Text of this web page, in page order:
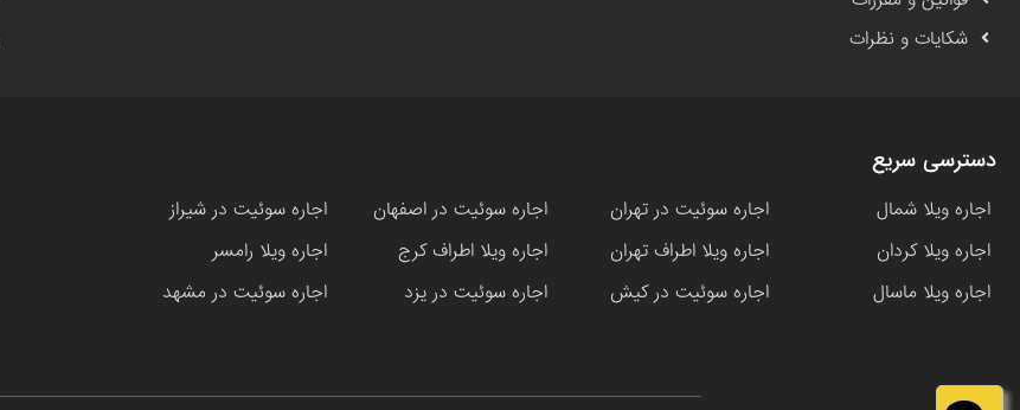
شکایات و نظرات
دسترسی سریع
اجاره ویلا شمال اجاره سوئیت در تهران اجاره سوئیت در اصفهان
اجاره سوئیت در شیراز
اجاره ویلا کردان
اجاره ویلا اطراف تهران اجاره ویلا اطراف کرج
اجاره ویلا رامسر
اجاره ویلا ماسال
اجاره سوئیت در کیش اجاره سوئیت در یزد اجاره سوئیت در مشهد